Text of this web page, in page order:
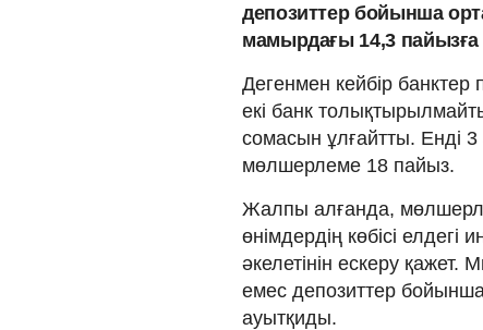
депозиттер бойынша
мамырдағы 14,3 пайызға
Дегенмен кейбір
екі банк
сомасын ұлғайтты. Енді
мөлшерлеме 18 пайыз.
Жалпы алғанда,
өнімдердің көбісі елдегі
әкелетінін ескеру қажет.
емес депозиттер
ауытқиды.